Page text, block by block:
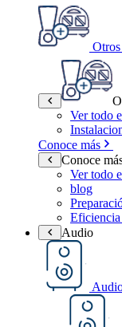
Ver todo
Conoce más
Conoce
Ver todo
blog
Eficiencia
Audio